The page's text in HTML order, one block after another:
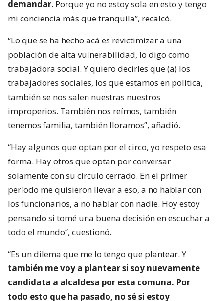
demandar. Porque yo no estoy sola en esto y tengo
mi conciencia más que tranquila”, recalcó.
“Lo que se ha hecho acá es revictimizar a una
población de alta vulnerabilidad, lo digo como
trabajadora social. Y quiero decirles que (a) los
trabajadores sociales, los que estamos en política,
también se nos salen nuestras nuestros
improperios. También nos reímos, también
tenemos familia, también lloramos”, añadió.
“Hay algunos que optan por el circo, yo respeto esa
forma. Hay otros que optan por conversar
solamente con su círculo cerrado. En el primer
período me quisieron llevar a eso, a no hablar con
los funcionarios, a no hablar con nadie. Hoy estoy
pensando si tomé una buena decisión en escuchar a
todo el mundo”, cuestionó.
“Es un dilema que me lo tengo que plantear. Y
también me voy a plantear si soy nuevamente
candidata a alcaldesa por esta comuna. Por
todo esto que ha pasado, no sé si estoy